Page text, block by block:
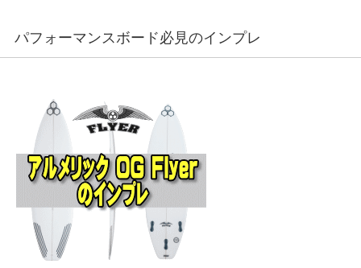
パフォーマンスボード必見のインプレ